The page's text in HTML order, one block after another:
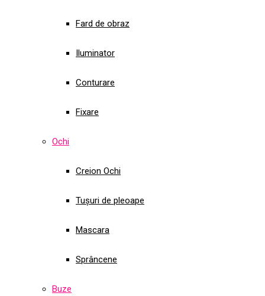
Fard de obraz
Iluminator
Conturare
Fixare
Ochi
Creion Ochi
Tușuri de pleoape
Mascara
Sprâncene
Buze